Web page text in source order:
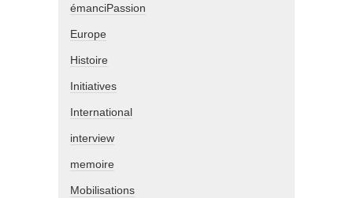
émanciPassion
Europe
Histoire
Initiatives
International
interview
memoire
Mobilisations